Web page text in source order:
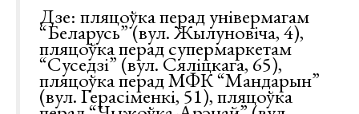
Дзе: пляцоўка перад універмагам
“Беларусь” (вул. Жылуновіча, 4),
пляцоўка перад супермаркетам
“Суседзі” (вул. Сяліцкага, 65),
пляцоўка перад МФК “Мандарын”
(вул. Герасіменкі, 51), пляцоўка